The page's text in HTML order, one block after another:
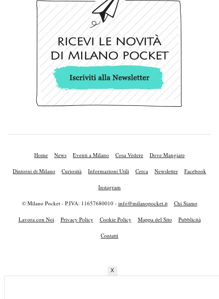
Home News Eventi a Milano Cosa Vedere Dove Mangiare
Dintorni di Milano Curiosità Informazioni Utili Cerca Newsletter Facebook
Instagram
© Milano Pocket - P.IVA: 11657680010 - info@milanopocket.it Chi Siamo
Lavora con Noi Privacy Policy Cookie Policy Mappa del Sito Pubblicità
Contatti
X